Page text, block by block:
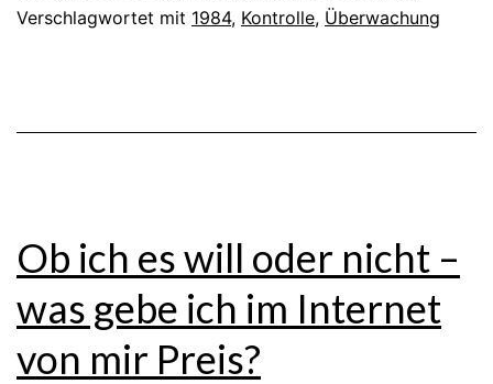
Verschlagwortet mit 1984, Kontrolle, Überwachung
Ob ich es will oder nicht –
was gebe ich im Internet
von mir Preis?